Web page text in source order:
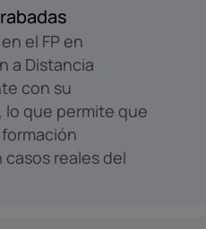
el FP en
a Distancia
con su
que permite que
reales del